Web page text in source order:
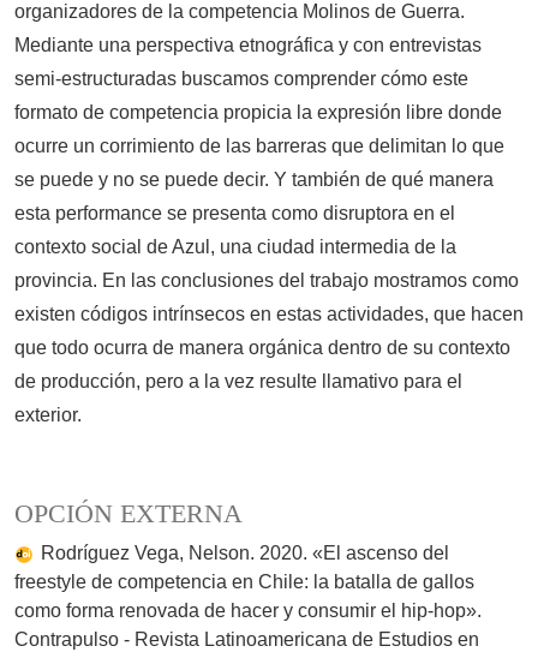
OPCIÓN EXTERNA
Rodríguez Vega, Nelson. 2020. «El ascenso del
freestyle de competencia en Chile: la batalla de gallos
como forma renovada de hacer y consumir el hip-hop».
Contrapulso - Revista Latinoamericana de Estudios en
organizadores de la competencia Molinos de Guerra.
Mediante una perspectiva etnográfica y con entrevistas
semi-estructuradas buscamos comprender cómo este
formato de competencia propicia la expresión libre donde
ocurre un corrimiento de las barreras que delimitan lo que
se puede y no se puede decir. Y también de qué manera
esta performance se presenta como disruptora en el
contexto social de Azul, una ciudad intermedia de la
provincia. En las conclusiones del trabajo mostramos como
existen códigos intrínsecos en estas actividades, que hacen
que todo ocurra de manera orgánica dentro de su contexto
de producción, pero a la vez resulte llamativo para el
exterior.